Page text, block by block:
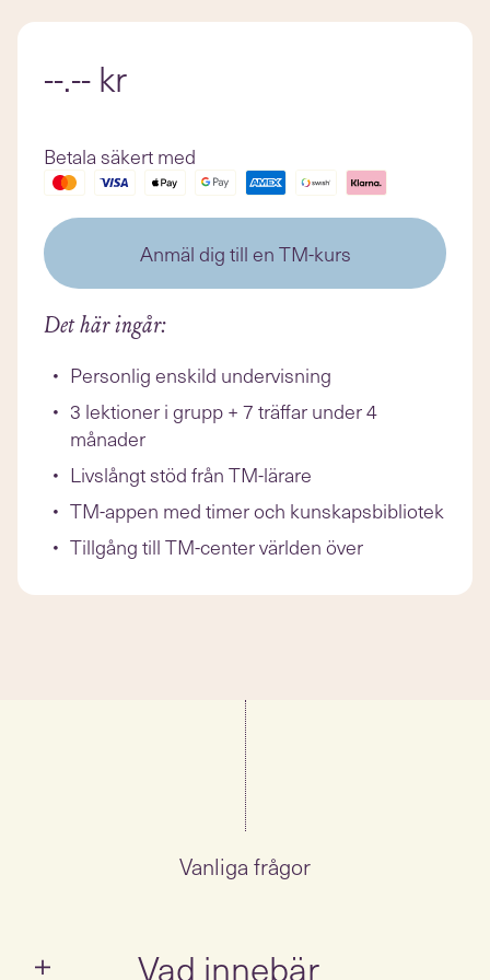
--.-- kr
Betala säkert med
Anmäl dig till en TM-kurs
Det här ingår:
Personlig enskild undervisning
3 lektioner i grupp + 7 träffar under 4
månader
Livslångt stöd från TM-lärare
TM-appen med timer och kunskapsbibliotek
Tillgång till TM-center världen över
Vanliga frågor
Vad innebär